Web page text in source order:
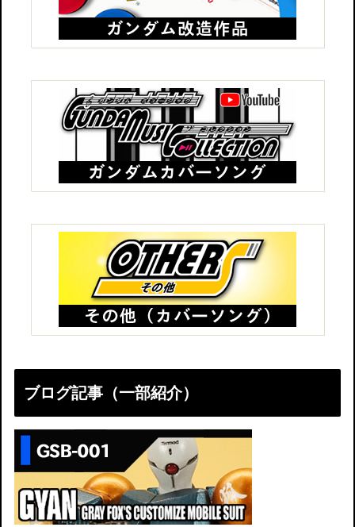
ブログ記事（一部紹介）